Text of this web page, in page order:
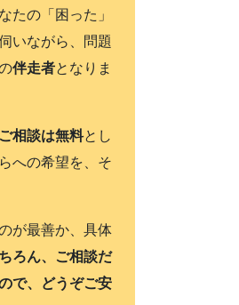
たの「困った」
いながら、問題
伴走者となりま
相談は無料とし
への希望を、そ
が最善か、具体
ろん、ご相談だ
で、どうぞご安